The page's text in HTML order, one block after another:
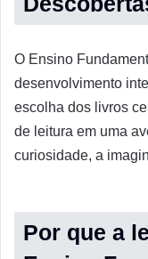
O Ensino
desenvolvimento
escolha dos livros
de leitura em uma
curiosidade, a
Por que a